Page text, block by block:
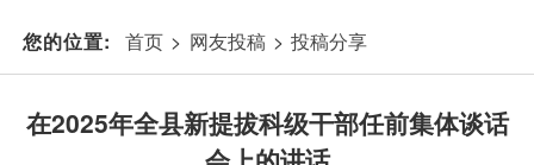
您的位置: 首页 > 网友投稿 > 投稿分享
在2025年全县新提拔科级干部任前集体谈话